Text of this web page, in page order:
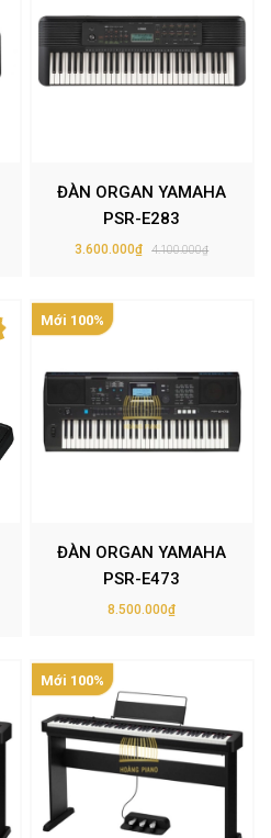
ĐÀN ORGAN YAMAHA
PSR-E283
3.600.000₫ 4.100.000₫
Mới 100%
ĐÀN ORGAN YAMAHA
PSR-E473
8.500.000₫
Mới 100%